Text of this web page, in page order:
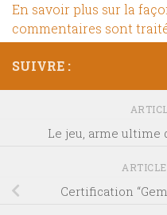
En savoir plus sur la
commentaires sont
SUIVRE :
Le jeu, arme ultime
Certification